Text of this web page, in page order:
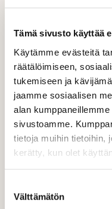
Tämä sivusto käyttää
Käytämme evästeitä
räätälöimiseen,
tukemiseen ja
jaamme sosiaalisen
alan
sivustoamme.
tietoja muihin tietoihin,
kerätty, kun olet
valinta
Välttämätön
Aiheeseen